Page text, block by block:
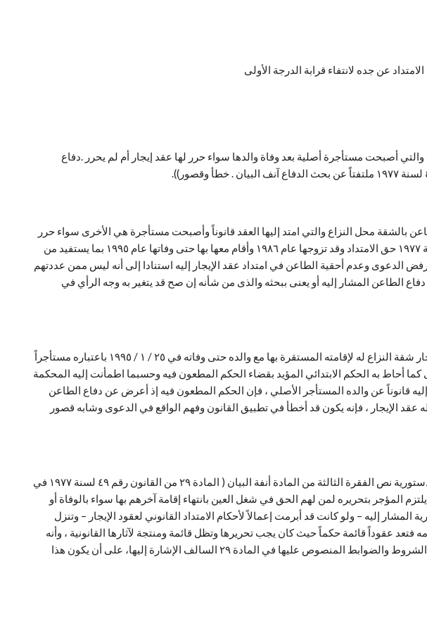
عن جده لانتفاء قرابة الدرجة الأولى
والتي أصبحت مستأجرة أصلية بعد وفاة والدها سواء حرر لها عقد إيجار أم لم يحرر .دفاع
بأن المستأجر الأصلي توفى إلى رحمة الله عام ١٩٨١ وترك ابنته زوجة الطاعن بالشقة محل النزاع والتي امتد إليها العقد قانوناً وأصبحت مستأجرة هي الأخرى سواء حرر
لها عقد إيجار أو لم يحرر ويتلقى عنها من يُقيم معها بالعين ممن عددتهم المادة ٢٩ من قانون إيجار الأماكن رقم ٤٩ لسنة ١٩٧٧ حق الامتداد وقد تزوجها عام ١٩٨٦ وأقام معها بها حتى وفاتها عام ١٩٩٥ بما يستفيد من
الدعوى وعدم أحقية الطاعن في امتداد عقد الإيجار إليه استنادا إلى أنه ليس ممن عددتهم
دفاع الطاعن المشار إليه أو يعنى ببحثه والذى من شأنه إن صح قد يتغير به وجه الرأي في
((إذ كان البين من الأوراق أن الطاعن تمسك أمام محكمة الموضوع بدفاعه الوارد بسبب النعي بحقه في امتداد عقد إيجار شقة النزاع له لإقامته المستقرة بها مع والده حتى وفاته في ٢٥ / ١ / ١٩٩٥ باعتباره مستأجراً
جد الطاعن – الذي تُوفِّيَ في ٣ / ١٢ / ١٩٦٣ ، وكان الواقع في الدعوى كما أحاط به الحكم الابتدائي المؤيد بقضاء الحكم المطعون فيه وحسبما اطمأنت إليه المحكمة
قانوناً عن والده المستأجر الأصلي ، فإن الحكم المطعون فيه إذ أعرض عن دفاع الطاعن
الإيجار ، فإنه يكون قد أخطأ في تطبيق القانون وفهم الواقع في الدعوى وشابه قصور
((المقرر في قضاء محكمة النقض أن مؤدى حكم المحكمة الدستورية العليا في القضية رقم ٧٠ / ١٨ ق دستورية بعدم دستورية نص الفقرة الثالثة من المادة أنفة البيان ( المادة ٢٩ من القانون رقم ٤٩ لسنة ١٩٧٧ في
المؤجر بتحريره لمن لهم الحق في شغل العين بانتهاء إقامة آخرهم بها سواء بالوفاة أو
/ ٢٠٠٢ – تاريخ إعمال أثر حكم المحكمة الدستورية المشار إليه – ولو كانت قد أبرمت إعمالاً لأحكام الامتداد القانوني لعقود الإيجار – وتنزل
فتعد عقوداً قائمة حكماً حيث كان يجب تحريرها وتظل قائمة ومنتجة لآثارها القانونية ، وأنه
يجوز من بعد هذا التاريخ امتدادها إلى أقارب المستأجر – ومن أخذ حكمه ممن سبق وامتد إليه العقد – الذين تتوافر لهم الشروط والضوابط المنصوص عليها في المادة ٢٩ السالف الإشارة إليها، على أن يكون هذا